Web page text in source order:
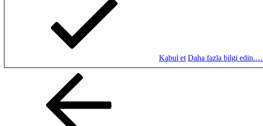
Kabul et Daha fazla bilgi edin.…